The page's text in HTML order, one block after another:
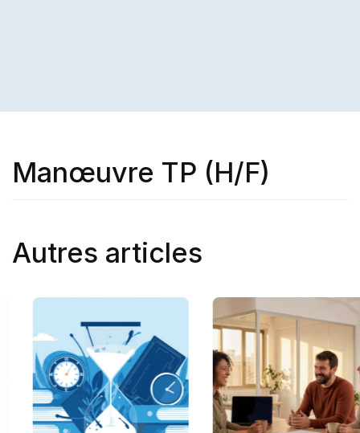
Manœuvre TP (H/F)
Autres articles